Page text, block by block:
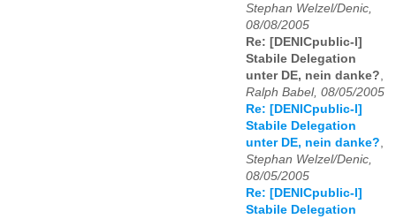
Stephan Welzel/Denic,
08/08/2005
Re: [DENICpublic-l]
Stabile Delegation
unter DE, nein danke?,
Ralph Babel, 08/05/2005
Re: [DENICpublic-l]
Stabile Delegation
unter DE, nein danke?,
Stephan Welzel/Denic,
08/05/2005
Re: [DENICpublic-l]
Stabile Delegation